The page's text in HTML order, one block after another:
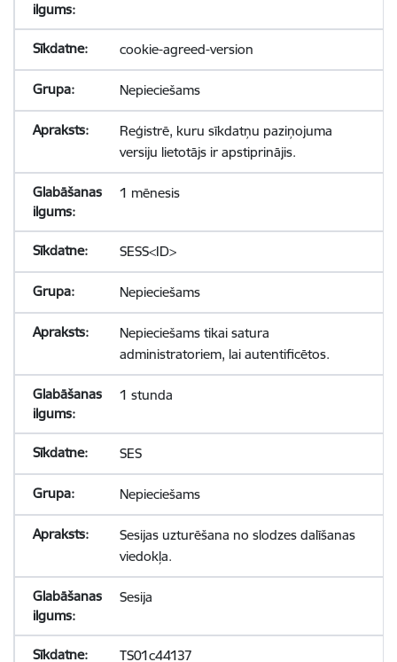
cookie-agreed-version
Nepieciešams
Reģistrē, kuru sīkdatņu paziņojuma
versiju lietotājs ir apstiprinājis.
1 mēnesis
SESS<ID>
Nepieciešams
Nepieciešams tikai satura
administratoriem, lai autentificētos.
1 stunda
SES
Nepieciešams
Sesijas uzturēšana no slodzes dalīšanas
viedokļa.
Sesija
TS01c44137